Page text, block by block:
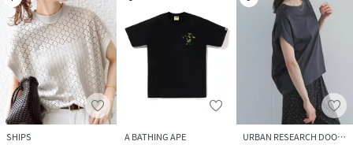
SHIPS A BATHING APE URBAN RESEARCH DOORS